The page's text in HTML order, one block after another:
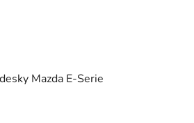
Mazda E-Serie